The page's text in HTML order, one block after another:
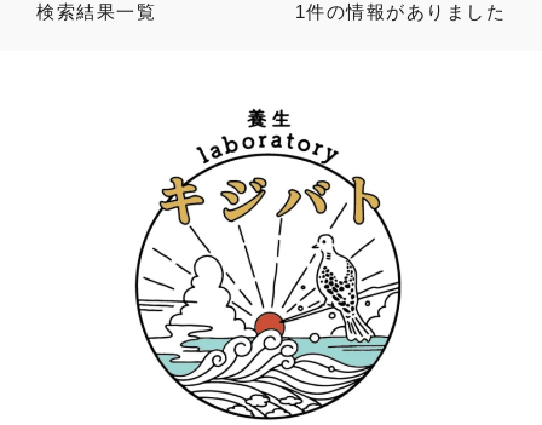
検索結果一覧 1件の情報がありました